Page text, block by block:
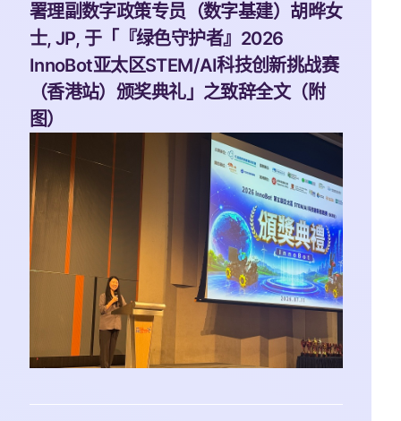
署理副数字政策专员（数字基建）胡晔女
士, JP, 于「『绿色守护者』2026
InnoBot亚太区STEM/AI科技创新挑战赛
（香港站）颁奖典礼」之致辞全文（附
图）